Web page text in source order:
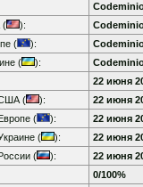
(
):
(
):
(
):
22 июня
США (
):
22 июня
(
):
22 июня
(
):
22 июня
(
):
22 июня
0/100%